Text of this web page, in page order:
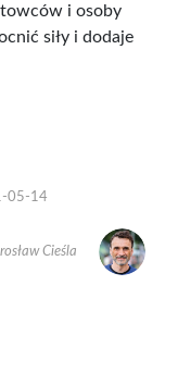
i osoby
siły i dodaje
05-14
Cieśla